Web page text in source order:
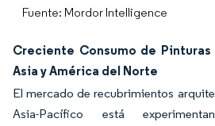
Fuente: Mordor Intelligence
Creciente Consumo de
Asia y América del Norte
El mercado de recubrimientos
Asia-Pacífico está